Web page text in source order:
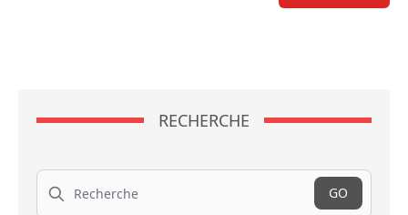
RECHERCHE
Recherche
GO